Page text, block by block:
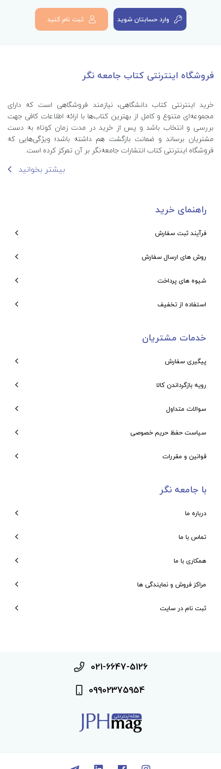
وارد حسابتان شوید ثبت نام کنید
فروشگاه اینترنتی کتاب جامعه نگر
خرید اینترنتی کتاب‌ دانشگاهی، نیازمند فروشگاهی است که دارای
مجموعه‌ای متنوع و کامل از بهترین کتاب‌ها با ارائه اطلاعات کافی جهت
بررسی و انتخاب باشد و پس از خرید در مدت زمان کوتاه به دست
مشتریان برساند و ضمانت بازگشت هم داشته باشد؛ ویژگی‌هایی که
فروشگاه اینترنتی کتاب انتشارات جامعه‌نگر بر آن تمرکز کرده است.
بیشتر بخوانید
راهنمای خرید
فرآیند ثبت سفارش
روش های ارسال سفارش
شیوه های پرداخت
استفاده از تخفیف
خدمات مشتریان
پیگیری سفارش
رویه بازگرداندن کالا
سوالات متداول
سیاست حفظ حریم خصوصی
قوانین و مقررات
با جامعه نگر
درباره ما
تماس با ما
همکاری با ما
مراکز فروش و نمایندگی ها
ثبت نام در سایت
021-6647-5126
09902375954